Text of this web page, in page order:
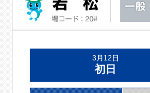
3月12日
初日